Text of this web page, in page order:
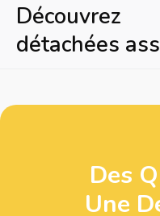
détachées
Des
Une